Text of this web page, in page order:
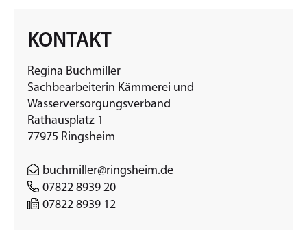
KONTAKT
Regina Buchmiller
Sachbearbeiterin Kämmerei und
Wasserversorgungsverband
Rathausplatz 1
77975 Ringsheim
buchmiller@ringsheim.de
07822 8939 20
07822 8939 12